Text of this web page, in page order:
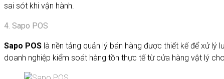
sai sót khi vận hành.
4. Sapo POS
Sapo POS là nền tảng quản lý bán hàng được thiết kế để xử lý
doanh nghiệp kiểm soát hàng tồn thực tế từ cửa hàng vật lý